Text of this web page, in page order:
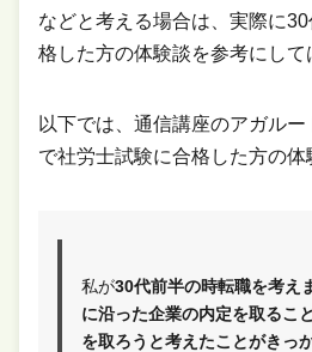
などと考える場合は、実際に
格した方の体験談を参考にして
以下では、通信講座のアガル
で社労士試験に合格した方の体
私が30代前半の時転職を考え
に沿った企業の内定を取るこ
を取ろうと考えたことがきっ